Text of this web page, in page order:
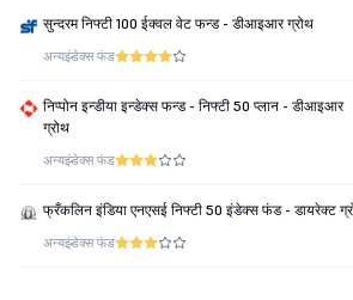
सुन्दरम निफ्टी 100 ईक्वल वेट फन्ड - डीआइआर ग्रोथ
अन्यइंडेक्स फंड
निप्पोन इन्डीया इन्डेक्स फन्ड - निफ्टी 50 प्लान - डीआइआर
ग्रोथ
अन्यइंडेक्स फंड
फ्रँकलिन इंडिया एनएसई निफ्टी 50 इंडेक्स फंड - डायरेक्ट
अन्यइंडेक्स फंड